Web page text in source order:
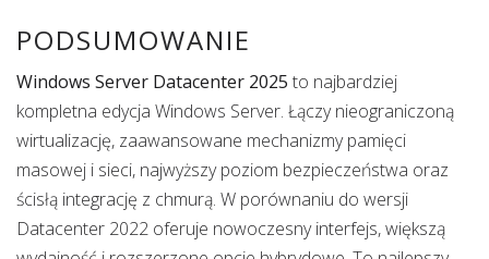
PODSUMOWANIE
Windows Server Datacenter 2025 to najbardziej
kompletna edycja Windows Server. Łączy nieograniczoną
wirtualizację, zaawansowane mechanizmy pamięci
masowej i sieci, najwyższy poziom bezpieczeństwa oraz
ścisłą integrację z chmurą. W porównaniu do wersji
Datacenter 2022 oferuje nowoczesny interfejs, większą